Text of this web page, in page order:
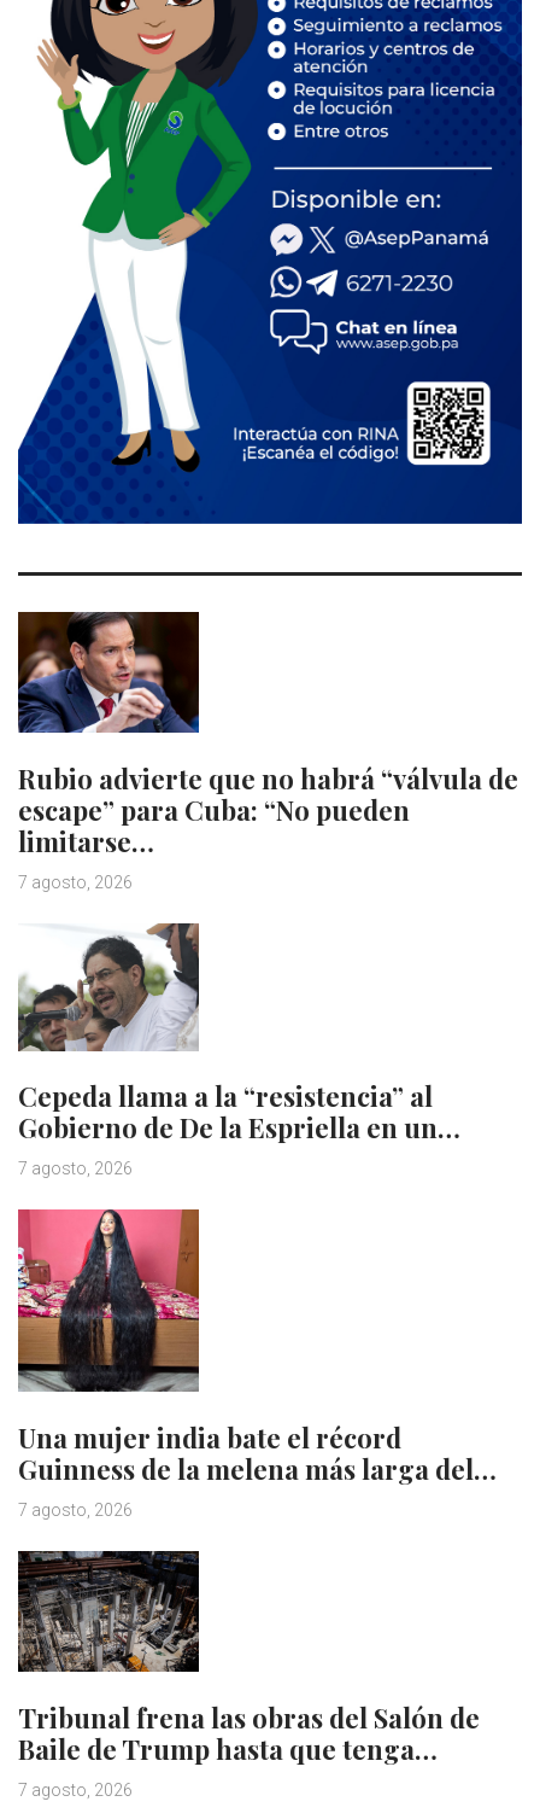
Rubio advierte que no habrá “válvula de
escape” para Cuba: “No pueden
limitarse…
7 agosto, 2026
Cepeda llama a la “resistencia” al
Gobierno de De la Espriella en un…
7 agosto, 2026
Una mujer india bate el récord
Guinness de la melena más larga del…
7 agosto, 2026
Tribunal frena las obras del Salón de
Baile de Trump hasta que tenga…
7 agosto, 2026